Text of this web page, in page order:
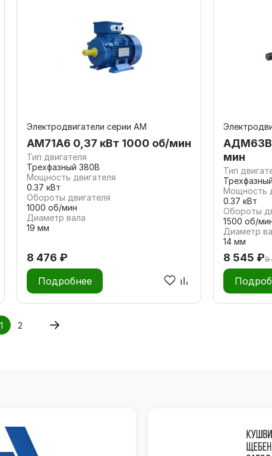
Электродвигатели серии АМ
АМ71А6 0,37 кВт 1000 об/мин
Тип двигателя
Трехфазный 380В
Мощность двигателя
0.37 кВт
Обороты двигателя
1000 об/мин
Диаметр вала
19 мм
8 476 ₽
Подробнее
мин
Тип
Мощность
0.37 кВт
Обороты
1500 об/
Диаметр
14 мм
8 545 ₽9
1 2